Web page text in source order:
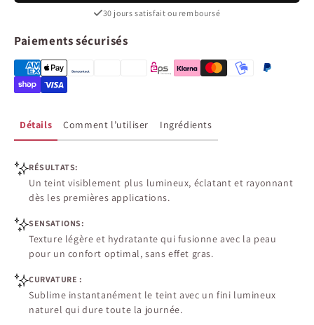
30 jours satisfait ou remboursé
Paiements sécurisés
Détails Comment l’utiliser Ingrédients
RÉSULTATS:
Un teint visiblement plus lumineux, éclatant et rayonnant
dès les premières applications.
SENSATIONS:
Texture légère et hydratante qui fusionne avec la peau
pour un confort optimal, sans effet gras.
CURVATURE :
Sublime instantanément le teint avec un fini lumineux
naturel qui dure toute la journée.